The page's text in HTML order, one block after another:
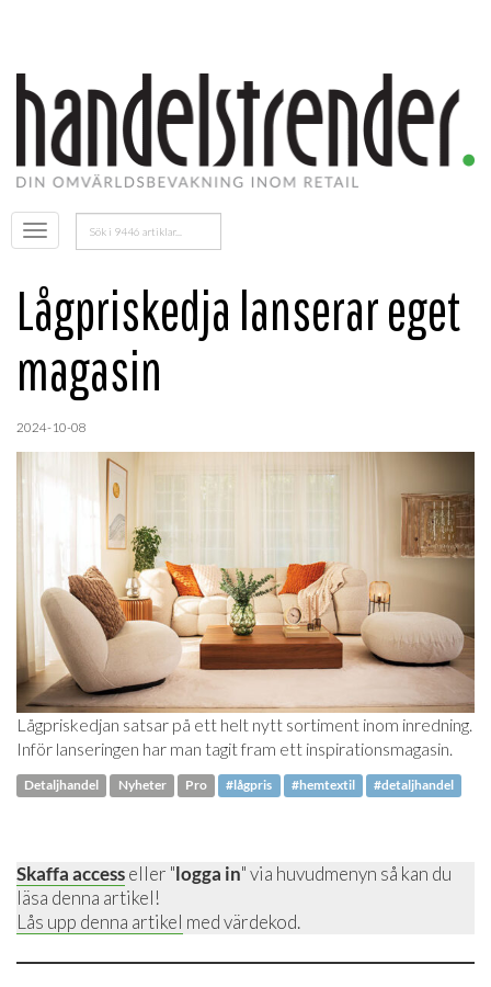
Öppna
menyn
Sök
efter:
Lågpriskedja lanserar eget
magasin
2024-10-08
Lågpriskedjan satsar på ett helt nytt sortiment inom inredning.
Inför lanseringen har man tagit fram ett inspirationsmagasin.
Detaljhandel Nyheter Pro #lågpris #hemtextil #detaljhandel
Skaffa accesseller "logga in" via huvudmenyn så kan du
läsa denna artikel!
Lås upp denna artikel med värdekod.